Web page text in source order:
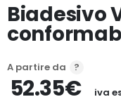
di
immagini
Biadesivo
A partire da
52.35€ iva